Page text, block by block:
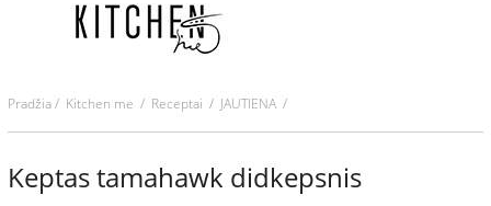
Pradžia/ Kitchen me / Receptai / JAUTIENA /
Keptas tamahawk didkepsnis